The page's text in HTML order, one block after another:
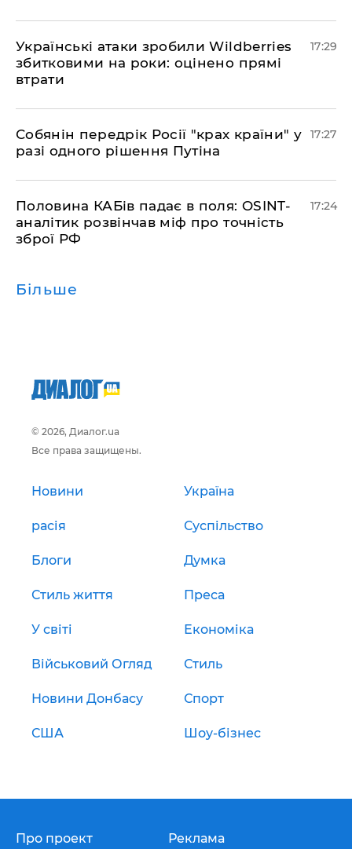
​Українські атаки зробили Wildberries
збитковими на роки: оцінено прямі
втрати
17:29
​Собянін передрік Росії "крах країни" у
разі одного рішення Путіна
17:27
​Половина КАБів падає в поля: OSINT-
аналітик розвінчав міф про точність
зброї РФ
17:24
Більше
© 2026, Диалог.ua
Все права защищены.
Новини Україна
расія Суспільство
Блоги Думка
Стиль життя Преса
У світі Економіка
Військовий Огляд Стиль
Новини Донбасу Спорт
США Шоу-бізнес
Про проект Реклама